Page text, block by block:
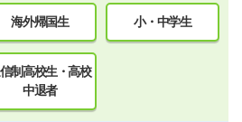
海外帰国生 小・中学生
制高校生・高校
中退者